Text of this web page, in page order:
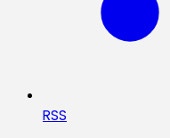
RSS